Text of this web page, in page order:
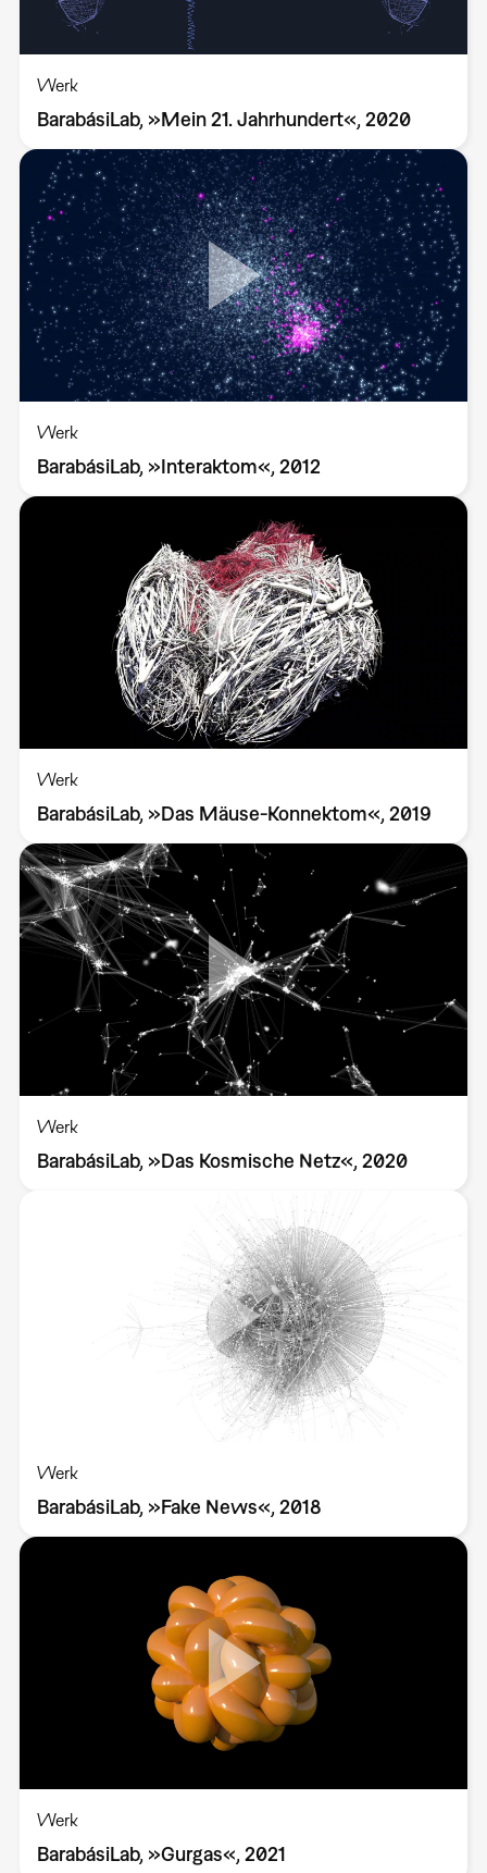
Werk
BarabásiLab, »Mein 21. Jahrhundert«, 2020
Werk
BarabásiLab, »Interaktom«, 2012
Werk
BarabásiLab, »Das Mäuse-Konnektom«, 2019
Werk
BarabásiLab, »Das Kosmische Netz«, 2020
Werk
BarabásiLab, »Fake News«, 2018
Werk
BarabásiLab, »Gurgas«, 2021